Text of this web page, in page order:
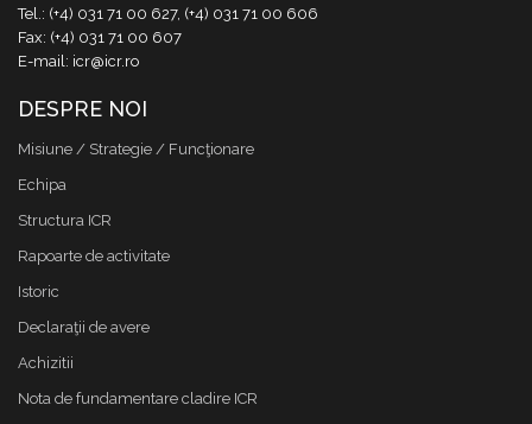
Tel.: (+4) 031 71 00 627, (+4) 031 71 00 606
Fax: (+4) 031 71 00 607
E-mail: icr@icr.ro
DESPRE NOI
Misiune / Strategie / Funcţionare
Echipa
Structura ICR
Rapoarte de activitate
Istoric
Declaraţii de avere
Achizitii
Nota de fundamentare cladire ICR